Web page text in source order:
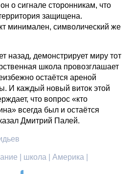
о сигнале сторонникам, что
защищена.
минимален, символический же
назад, демонстрирует миру тот
школа провозглашает
остаётся ареной
И каждый новый виток этой
что вопрос «кто
всегда был и остаётся
Дмитрий Палей.
| школа | Америка |